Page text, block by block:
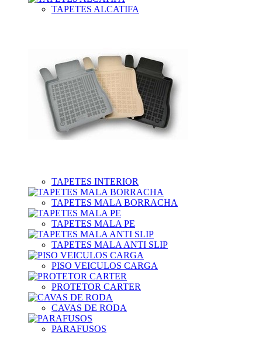
TAPETES ALCATIFA
TAPETES INTERIOR
TAPETES MALA BORRACHA
TAPETES MALA PE
TAPETES MALA ANTI SLIP
PISO VEICULOS CARGA
PROTETOR CARTER
CAVAS DE RODA
PARAFUSOS